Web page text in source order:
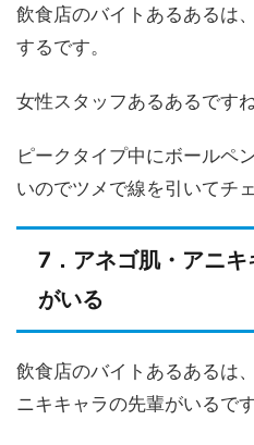
飲食店のバイトあるあるは
するです。
女性スタッフあるあるですね
ピークタイプ中にボールペ
いのでツメで線を引いてチ
7．アネゴ肌・アニキ
がいる
飲食店のバイトあるあるは
ニキキャラの先輩がいるです